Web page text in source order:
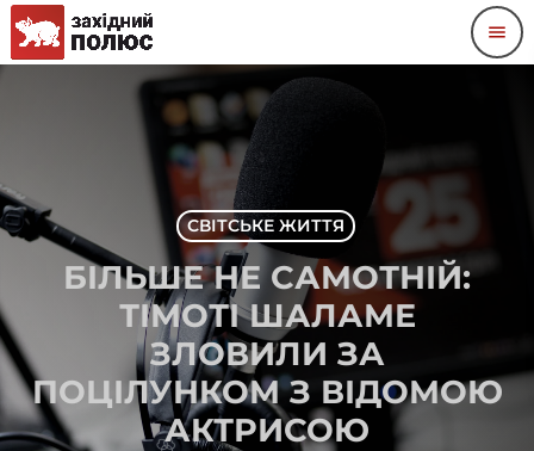
menu
СВІТСЬКЕ ЖИТТЯ
БІЛЬШЕ НЕ САМОТНІЙ:
ТІМОТІ ШАЛАМЕ
ЗЛОВИЛИ ЗА
ПОЦІЛУНКОМ З ВІДОМОЮ
АКТРИСОЮ